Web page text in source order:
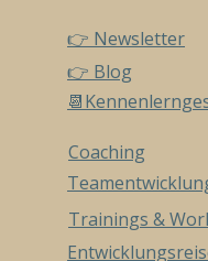
👉 Newsletter
👉 Blog
Coaching
Trainings &